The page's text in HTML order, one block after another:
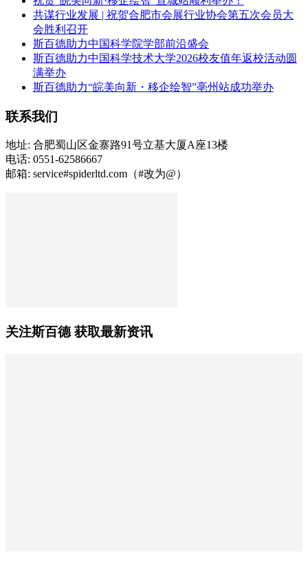
共谋行业发展 | 祝贺合肥市会展行业协会第五次会员大
会胜利召开
斯百德助力中国科学院学部前沿盛会
斯百德助力中国科学技术大学2026校友值年返校活动圆
满举办
斯百德助力“皖美向新・移企绘智”亳州站成功举办
联系我们
地址: 合肥蜀山区金寨路91号立基大厦A座13楼
电话: 0551-62586667
邮箱: service#spiderltd.com（#改为@）
关注斯百德 获取最新资讯